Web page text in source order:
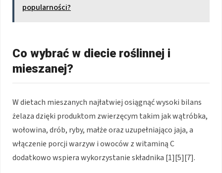
popularności?
Co wybrać w diecie roślinnej i
mieszanej?
W dietach mieszanych najłatwiej osiągnąć wysoki bilans
żelaza dzięki produktom zwierzęcym takim jak wątróbka,
wołowina, drób, ryby, małże oraz uzupełniająco jaja, a
włączenie porcji warzyw i owoców z witaminą C
dodatkowo wspiera wykorzystanie składnika [1][5][7].